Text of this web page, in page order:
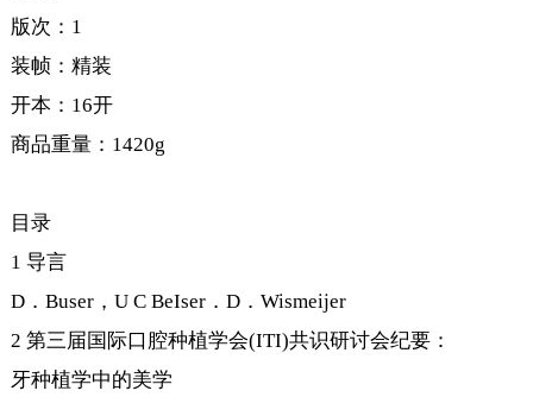
版次：1
装帧：精装
开本：16开
商品重量：1420g
目录
1 导言
D．Buser，U C BeIser．D．Wismeijer
2 第三届国际口腔种植学会(ITI)共识研讨会纪要：
牙种植学中的美学